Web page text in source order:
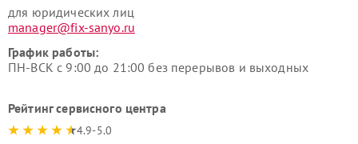
для юридических лиц
manager@fix-sanyo.ru
График работы:
ПН-ВСК с 9:00 до 21:00 без перерывов и выходных
Рейтинг сервисного центра
4.9-5.0